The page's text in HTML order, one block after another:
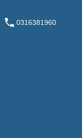
Kontakt
0316381960